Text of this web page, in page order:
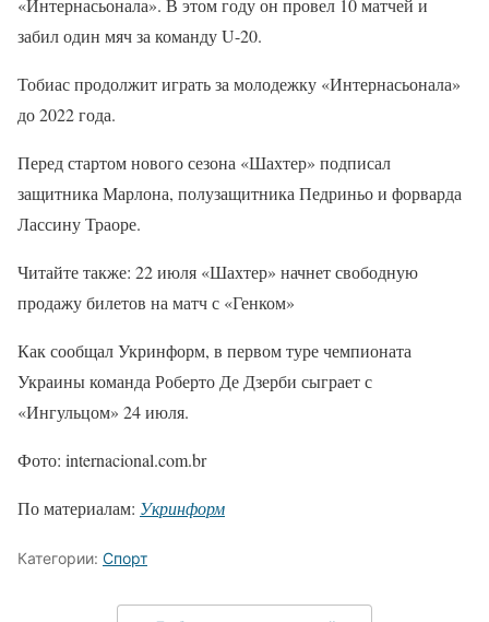
«Интернасьонала». В этом году он провел 10 матчей и
забил один мяч за команду U-20.
Тобиас продолжит играть за молодежку «Интернасьонала»
до 2022 года.
Перед стартом нового сезона «Шахтер» подписал
защитника Марлона, полузащитника Педриньо и форварда
Лассину Траоре.
Читайте также: 22 июля «Шахтер» начнет свободную
продажу билетов на матч с «Генком»
Как сообщал Укринформ, в первом туре чемпионата
Украины команда Роберто Де Дзерби сыграет с
«Ингульцом» 24 июля.
Фото: internacional.com.br
По материалам: Укринформ
Категории: Спорт